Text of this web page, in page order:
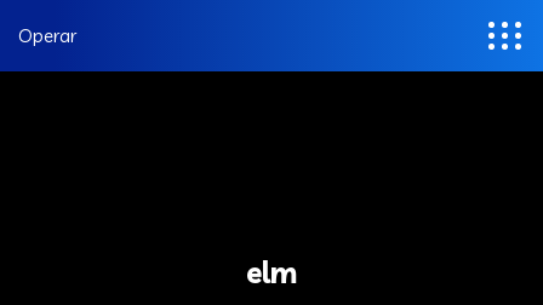
Operar
elm